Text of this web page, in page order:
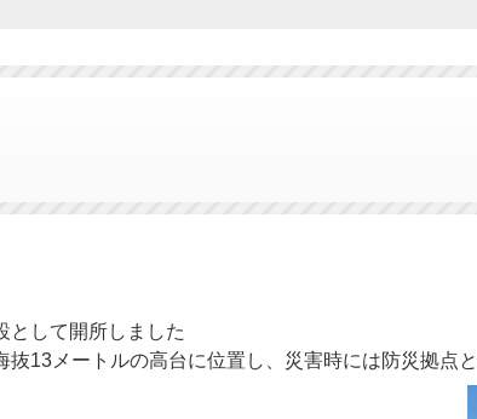
として開所しました
抜13メートルの高台に位置し、災害時には防災拠点